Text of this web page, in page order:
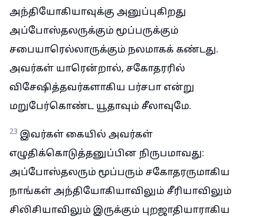
அந்தியோகியாவுக்கு அனுப்புகிறது
அப்போஸ்தலருக்கும் மூப்பருக்கும்
சபையாரெல்லாருக்கும் நலமாகக் கண்டது.
அவர்கள் யாரென்றால், சகோதரரில்
விசேஷித்தவர்களாகிய பர்சபா என்று
மறுபேர்கொண்ட யூதாவும் சீலாவுமே.
23 இவர்கள் கையில் அவர்கள்
எழுதிக்கொடுத்தனுப்பின நிருபமாவது:
அப்போஸ்தலரும் மூப்பரும் சகோதரருமாகிய
நாங்கள் அந்தியோகியாவிலும் சீரியாவிலும்
சிலிசியாவிலும் இருக்கும் புறஜாதியாராகிய